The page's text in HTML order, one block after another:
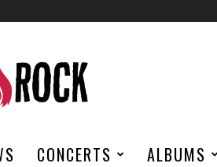
Rock
CONCERTS ALBUMS